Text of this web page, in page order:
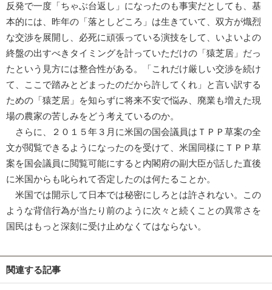
反発で一度「ちゃぶ台返し」になったのも事実だとしても、基
本的には、昨年の「落としどころ」は生きていて、双方が熾烈
な交渉を展開し、必死に頑張っている演技をして、いよいよの
終盤の出すべきタイミングを計っていただけの「猿芝居」だっ
たという見方には整合性がある。「これだけ厳しい交渉を続け
て、ここで踏みとどまったのだから許してくれ」と言い訳する
ための「猿芝居」を知らずに将来不安で悩み、廃業も増えた現
場の農家の苦しみをどう考えているのか。
さらに、２０１５年３月に米国の国会議員はＴＰＰ草案の全
文が閲覧できるようになったのを受けて、米国同様にＴＰＰ草
案を国会議員に閲覧可能にすると内閣府の副大臣が話した直後
に米国からも叱られて否定したのは何たることか。
米国では開示して日本では秘密にしろとは許されない。この
ような背信行為が当たり前のように次々と続くことの異常さを
国民はもっと深刻に受け止めなくてはならない。
関連する記事